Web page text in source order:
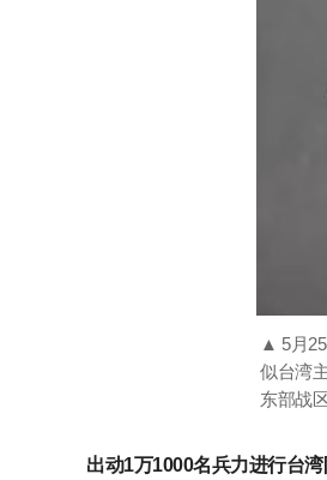
▲ 5月
似台湾
东部战
出动1万1000名兵力进行台